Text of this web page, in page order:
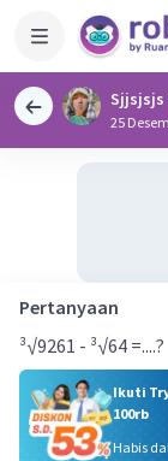
Sjjsjsjs
25
Pertanyaan
³√9261 - ³√64 =....?
Ikuti
100rb
Habis